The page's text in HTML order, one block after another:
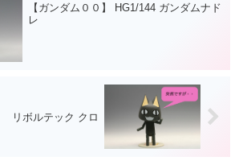
【ガンダム００】 HG1/144 ガンダムナド
レ
リボルテック クロ